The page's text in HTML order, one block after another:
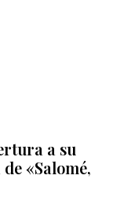
a su
«Salomé,